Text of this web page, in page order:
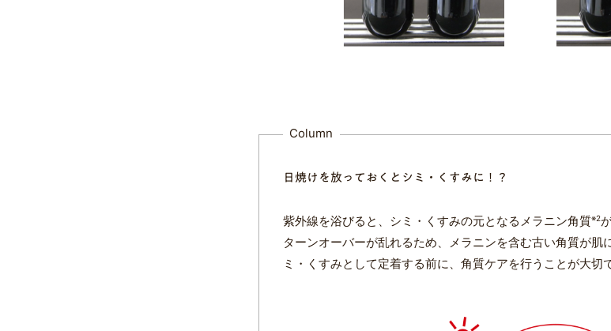
Column
日焼けを放っておくとシミ・くすみに！？
紫外線を浴びると、シミ・くすみの元となるメラニン角質※2
ターンオーバーが乱れるため、メラニンを含む古い角質が肌
ミ・くすみとして定着する前に、角質ケアを行うことが大切で